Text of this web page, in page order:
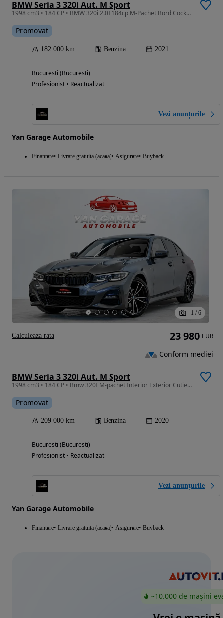
BMW Seria 3 320i Aut. M Sport
1998 cm3 • 184 CP • BMW 320i 2.0I 184cp M-Pachet Bord Cockpit Piele Navi Bi-Xenon
Promovat
182 000 km Benzina 2021
Bucuresti (Bucuresti)
Profesionist • Reactualizat
Vezi anunțurile
Yan Garage Automobile
Finantare Livrare gratuita (acasa) Asigurare Buyback
1 / 6
BMW Seria 3 320i Aut. M Sport
1998 cm3 • 184 CP • Bmw 320I M-pachet Interior Exterior Cutie Automata Tva Deductibil
Promovat
209 000 km Benzina 2020
Bucuresti (Bucuresti)
Profesionist • Reactualizat
Vezi anunțurile
Yan Garage Automobile
Finantare Livrare gratuita (acasa) Asigurare Buyback
23 980 EUR
Conform mediei
Calculeaza rata
~10.000 de mașini